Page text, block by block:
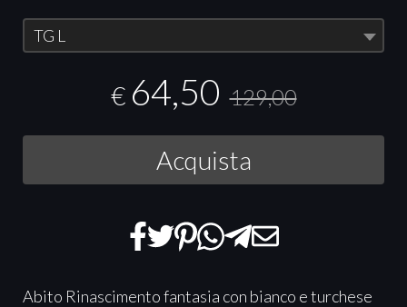
TG L
€ 64,50 129,00
Acquista
Abito Rinascimento fantasia con bianco e turchese